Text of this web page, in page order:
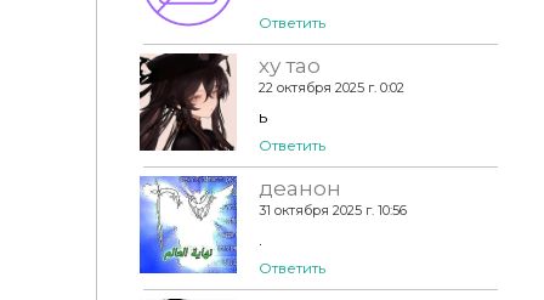
Ответить
ху тао
22 октября 2025 г. 0:02
ь
Ответить
деанон
31 октября 2025 г. 10:56
Ответить